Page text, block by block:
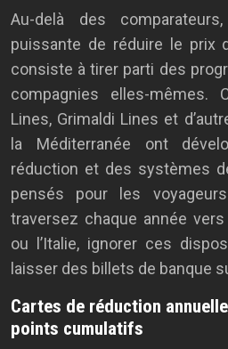
Au-delà des
puissante de réduire le prix
consiste à tirer parti des
compagnies elles-mêmes.
Lines, Grimaldi Lines et
la Méditerranée ont
réduction et des systèmes
pensés pour les
traversez chaque année
ou l’Italie, ignorer ces
laisser des billets de banque
Cartes de réduction
points cumulatifs